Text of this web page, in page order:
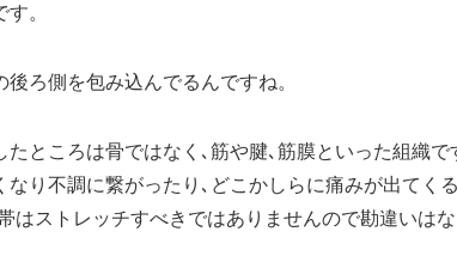
。
後ろ側を包み込んでるんですね。
ところは骨ではなく､筋や腱､筋膜といった組織
なり不調に繋がったり､どこかしらに痛みが出てく
はストレッチすべきではありませんので勘違いは